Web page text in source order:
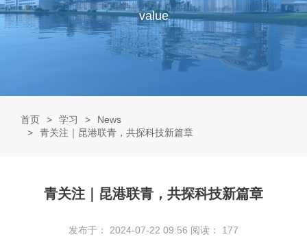
value
首页 学习
News
青关注｜昆港联青，共探科技新篇章
青关注｜昆港联青，共探科技新篇章
发布于： 2024-07-22 09:56 阅读： 177